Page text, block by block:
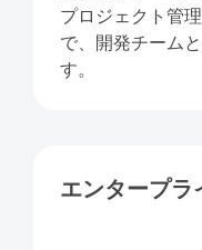
プロジェクト管
で、開発チーム
す。
エンタープラ